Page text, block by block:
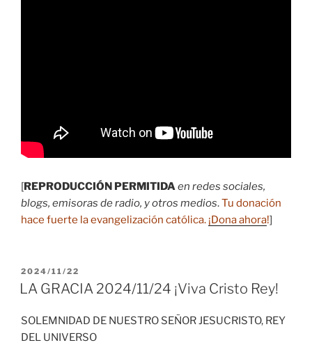
[REPRODUCCIÓN PERMITIDAen redes sociales,
blogs, emisoras de radio, y otros medios.Tu donación
hace fuerte la evangelización católica. ¡Dona ahora!]
PUBLICADO
EL
2024/11/22
LA GRACIA 2024/11/24 ¡Viva Cristo Rey!
SOLEMNIDAD DE NUESTRO SEÑOR JESUCRISTO, REY
DEL UNIVERSO